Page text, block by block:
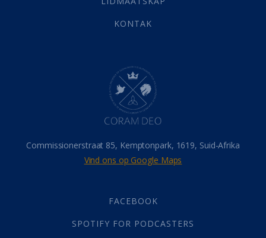
Werk(22)
(142)
Hemel (31)
Israel (14)
Millennium(1)
Oordeelsdag(19)
Verheerlikte liggaam
Wederkoms
(27)
Gebed(87)
Die Onse Vader(12)
God(392)
KONTAK
Commissionerstraat 85, Kemptonpark, 1619, Suid-Afrika
Vind ons op Google Maps
FACEBOOK
SPOTIFY FOR PODCASTERS